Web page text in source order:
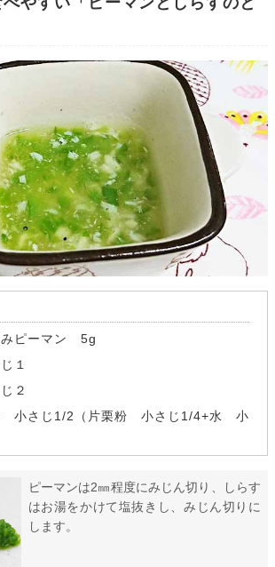
みピーマン 5g
１
２
小さじ1/2（片栗粉 小さじ1/4+水 小
ピーマンは2㎜程度にみじん切り、しらす
はお湯をかけて塩抜きし、みじん切りに
します。